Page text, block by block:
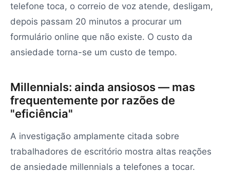
telefone toca, o correio de voz atende, desligam,
depois passam 20 minutos a procurar um
formulário online que não existe. O custo da
ansiedade torna-se um custo de tempo.
Millennials: ainda ansiosos — mas
frequentemente por razões de
"eficiência"
A investigação amplamente citada sobre
trabalhadores de escritório mostra altas reações
de ansiedade millennials a telefones a tocar.